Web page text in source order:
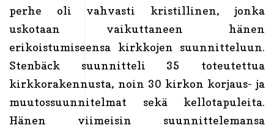
perhe oli vahvasti kristillinen, jonka
uskotaan vaikuttaneen hänen
erikoistumiseensa kirkkojen suunnitteluun.
Stenbäck suunnitteli 35 toteutettua
kirkkorakennusta, noin 30 kirkon korjaus- ja
muutossuunnitelmat sekä kellotapuleita.
Hänen viimeisin suunnittelemansa